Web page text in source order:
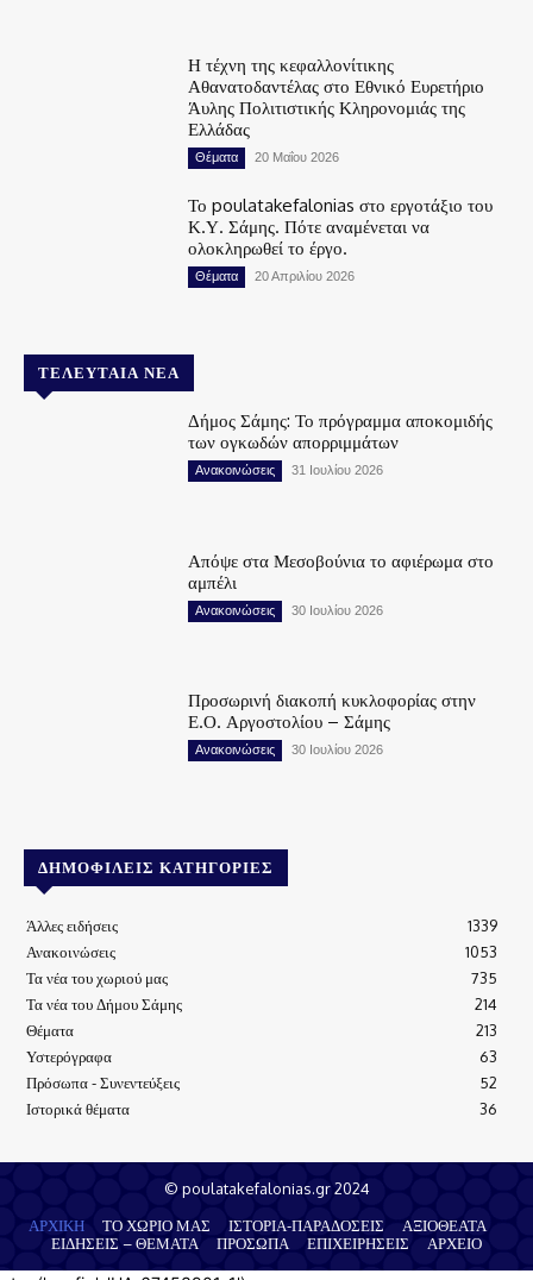
Η τέχνη της κεφαλλονίτικης
Αθανατοδαντέλας στο Εθνικό Ευρετήριο
Άυλης Πολιτιστικής Κληρονομιάς της
Ελλάδας
Θέματα 20 Μαΐου 2026
Το poulatakefalonias στο εργοτάξιο του
Κ.Υ. Σάμης. Πότε αναμένεται να
ολοκληρωθεί το έργο.
Θέματα 20 Απριλίου 2026
ΤΕΛΕΥΤΑΊΑ ΝΈΑ
Δήμος Σάμης: Το πρόγραμμα αποκομιδής
των ογκωδών απορριμμάτων
Ανακοινώσεις 31 Ιουλίου 2026
Απόψε στα Μεσοβούνια το αφιέρωμα στο
αμπέλι
Ανακοινώσεις 30 Ιουλίου 2026
Προσωρινή διακοπή κυκλοφορίας στην
Ε.Ο. Αργοστολίου – Σάμης
Ανακοινώσεις 30 Ιουλίου 2026
ΔΗΜΟΦΙΛΕΊΣ ΚΑΤΗΓΟΡΊΕΣ
Άλλες ειδήσεις
1339
Ανακοινώσεις
1053
Τα νέα του χωριού μας
735
Τα νέα του Δήμου Σάμης
214
Θέματα
213
Υστερόγραφα
63
Πρόσωπα - Συνεντεύξεις
52
Ιστορικά θέματα
36
© poulatakefalonias.gr 2024
ΑΡΧΙΚΗ
ΤΟ ΧΩΡΙΟ ΜΑΣ ΙΣΤΟΡΙΑ-ΠΑΡΑΔΟΣΕΙΣ
ΑΞΙΟΘΕΑΤΑ
ΕΙΔΗΣΕΙΣ – ΘΕΜΑΤΑ
ΠΡΟΣΩΠΑ ΕΠΙΧΕΙΡΗΣΕΙΣ ΑΡΧΕΙΟ